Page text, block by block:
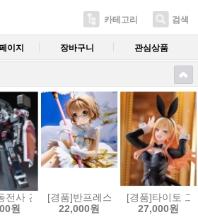
카테고리 검색
이지 장바구니 관심상품
전사 건담 썬더볼트 1/144 풀아머 건담
원
[경품]반프레스토 카드캡터 사쿠
22,000원
[경품]타이토
27,000원